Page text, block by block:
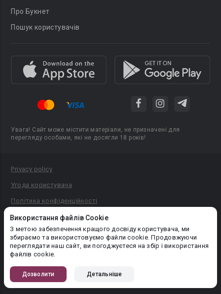
Використання файлів Cookie
З метою забезпечення кращого досвіду користувача, ми
збираємо та використовуємо файли cookie. Продовжуючи
переглядати наш сайт, ви погоджуєтеся на збір і використання
файлів cookie.
Дозволити Детальніше
Про Букнет
Пошук користувачів
Увага! Сайт може містити матеріали, не призначені для
перегляду особами, які не досягли 18 років!
Privacy policy
Угода користувача
Політика конфіденційності
Правила публікації авторського контенту
PR-вiддiл: pr@booknet.com
© 2026 Booknet. Всі права захищено.
Narva mnt 5, Tallinn 10117, Естонія